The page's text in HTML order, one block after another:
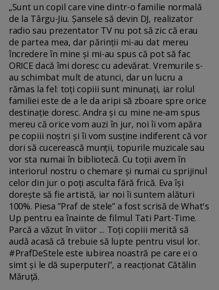
„Sunt un copil care vine dintr-o familie normală
de la Târgu-Jiu. Șansele să devin DJ, realizator
radio sau prezentator TV nu pot să zic că erau
de partea mea, dar părinții mi-au dat mereu
încredere în mine și mi-au spus că pot să fac
ORICE dacă îmi doresc cu adevărat. Vremurile s-
au schimbat mult de atunci, dar un lucru a
rămas la fel: toți copiii sunt minunați, iar rolul
familiei este de a le da aripi să zboare spre orice
destinație doresc. Andra și cu mine ne-am spus
mereu că orice vom auzi în jur, noi îi vom apăra
pe copiii noștri și îi vom susține indiferent că vor
dori să cucerească munții, topurile muzicale sau
vor sta numai în bibliotecă. Cu toții avem în
interiorul nostru o chemare și numai cu sprijinul
celor din jur o poți asculta fără frică. Eva își
dorește să fie artistă, iar noi îi suntem alături
100%. Piesa ”Praf de stele” a fost scrisă de What's
Up pentru ea înainte de filmul Tati Part-Time.
Parcă a văzut în viitor ... Toți copiii merită să
audă acasă că trebuie să lupte pentru visul lor.
#PrafDeStele este iubirea noastră pe care ei o
simt și le dă superputeri”, a reacționat Cătălin
Măruță.